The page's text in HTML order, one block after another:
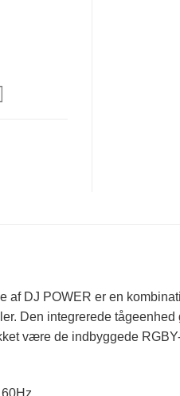
af DJ POWER er en
Den integrerede tågeenhed
være de indbyggede